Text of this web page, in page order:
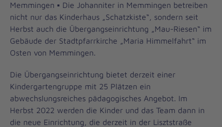
Memmingen ▪ Die Johanniter in Memmingen betreiben
nicht nur das Kinderhaus „Schatzkiste“, sondern seit
Herbst auch die Übergangseinrichtung „Mau-Riesen“ im
Gebäude der Stadtpfarrkirche „Maria Himmelfahrt“ im
Osten von Memmingen.
Die Übergangseinrichtung bietet derzeit einer
Kindergartengruppe mit 25 Plätzen ein
abwechslungsreiches pädagogisches Angebot. Im
Herbst 2022 werden die Kinder und das Team dann in
die neue Einrichtung, die derzeit in der Lisztstraße